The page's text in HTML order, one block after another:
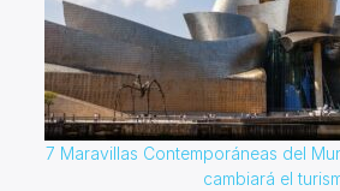
7 Maravillas Contemporáneas del
cambiará el